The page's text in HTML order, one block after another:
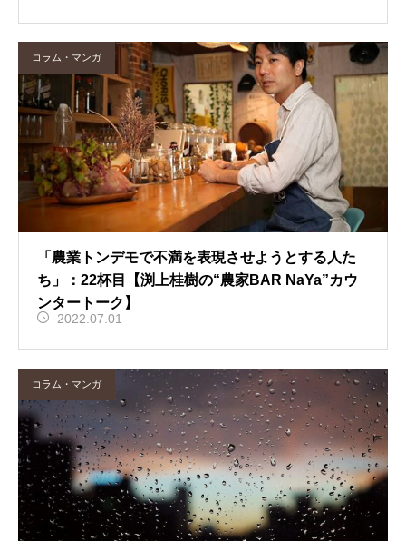
コラム・マンガ
「農業トンデモで不満を表現させようとする人た
ち」：22杯目【渕上桂樹の“農家BAR NaYa”カウ
ンタートーク】
2022.07.01
コラム・マンガ